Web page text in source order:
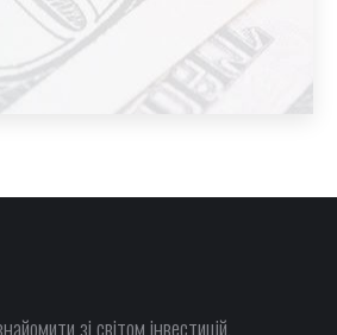
зі світом інвестицій,